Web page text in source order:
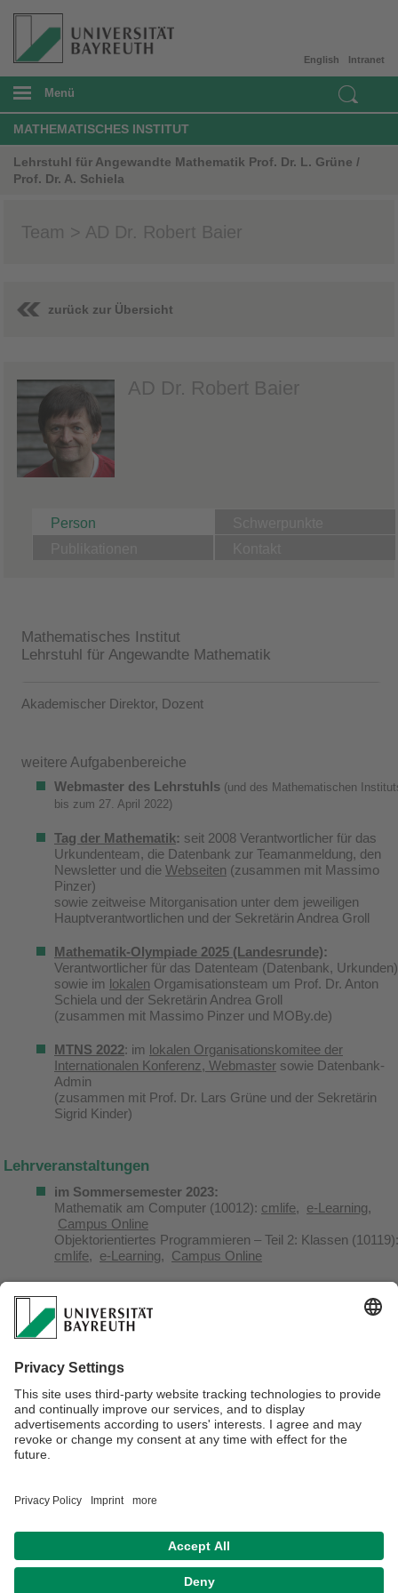
Intranet
English
Menü
MATHEMATISCHES INSTITUT
Lehrstuhl für Angewandte Mathematik Prof. Dr. L. Grüne /
Prof. Dr. A. Schiela
Team > AD Dr. Robert Baier
zurück zur Übersicht
AD Dr. Robert Baier
Person
Mathematisches Institut
Lehrstuhl für Angewandte Mathematik
Akademischer Direktor, Dozent
weitere Aufgabenbereiche
Webmaster des Lehrstuhls (und des Mathematischen
bis zum 27. April 2022)
Tag der Mathematik: seit 2008 Verantwortlicher für das
Urkundenteam, die Datenbank zur Teamanmeldung, den
Newsletter und die Webseiten (zusammen mit Massimo
Pinzer)
sowie zeitweise Mitorganisation unter dem jeweiligen
Hauptverantwortlichen und der Sekretärin Andrea Groll
Mathematik-Olympiade 2025 (Landesrunde):
Verantwortlicher für das Datenteam (Datenbank, Urkunden)
sowie im lokalen Orgamisationsteam um Prof. Dr. Anton
Schiela und der Sekretärin Andrea Groll
(zusammen mit Massimo Pinzer und MOBy.de)
MTNS 2022: im lokalen Organisationskomitee der
Internationalen Konferenz, Webmaster sowie Datenbank-
Admin
(zusammen mit Prof. Dr. Lars Grüne und der Sekretärin
Sigrid Kinder)
Lehrveranstaltungen
im Sommersemester 2023:
Mathematik am Computer (10012): cmlife, e-Learning,
Campus Online
Objektorientiertes Programmieren – Teil 2: Klassen (10119):
cmlife, e-Learning, Campus Online
Kontaktdaten
Forschungsinteressen
Projekte
Profile
Impressum Hausordnung